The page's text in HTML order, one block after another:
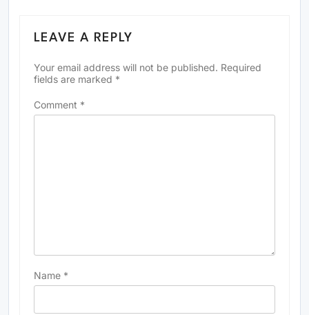
LEAVE A REPLY
Your email address will not be published. Required
fields are marked *
Comment *
Name *